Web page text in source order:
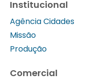
Institucional
Agência Cidades
Missão
Produção
Comercial